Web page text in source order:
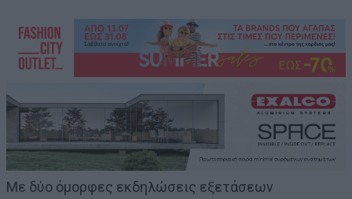
Με δύο όμορφες εκδηλώσεις εξετάσεων